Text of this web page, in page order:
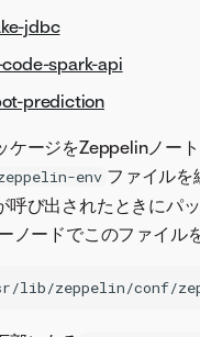
jdbc
spark-api
prediction
ケージをZeppelinノー
env ファイルを
呼び出されたときにパ
ノードでこのファイル